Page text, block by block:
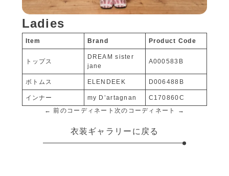
Ladies
Item Brand Product Code
トップス
DREAM sister
jane
A000583B
ボトムス ELENDEEK D006488B
インナー my D’artagnan
C170860C
← 前のコーディネート 次のコーディネート →
衣装ギャラリーに戻る